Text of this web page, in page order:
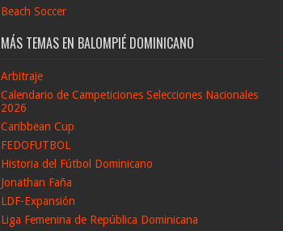
Beach Soccer
MÁS TEMAS EN BALOMPIÉ DOMINICANO
Arbitraje
Calendario de Campeticiones Selecciones Nacionales
2026
Caribbean Cup
FEDOFUTBOL
Historia del Fútbol Dominicano
Jonathan Faña
LDF-Expansión
Liga Femenina de República Dominicana